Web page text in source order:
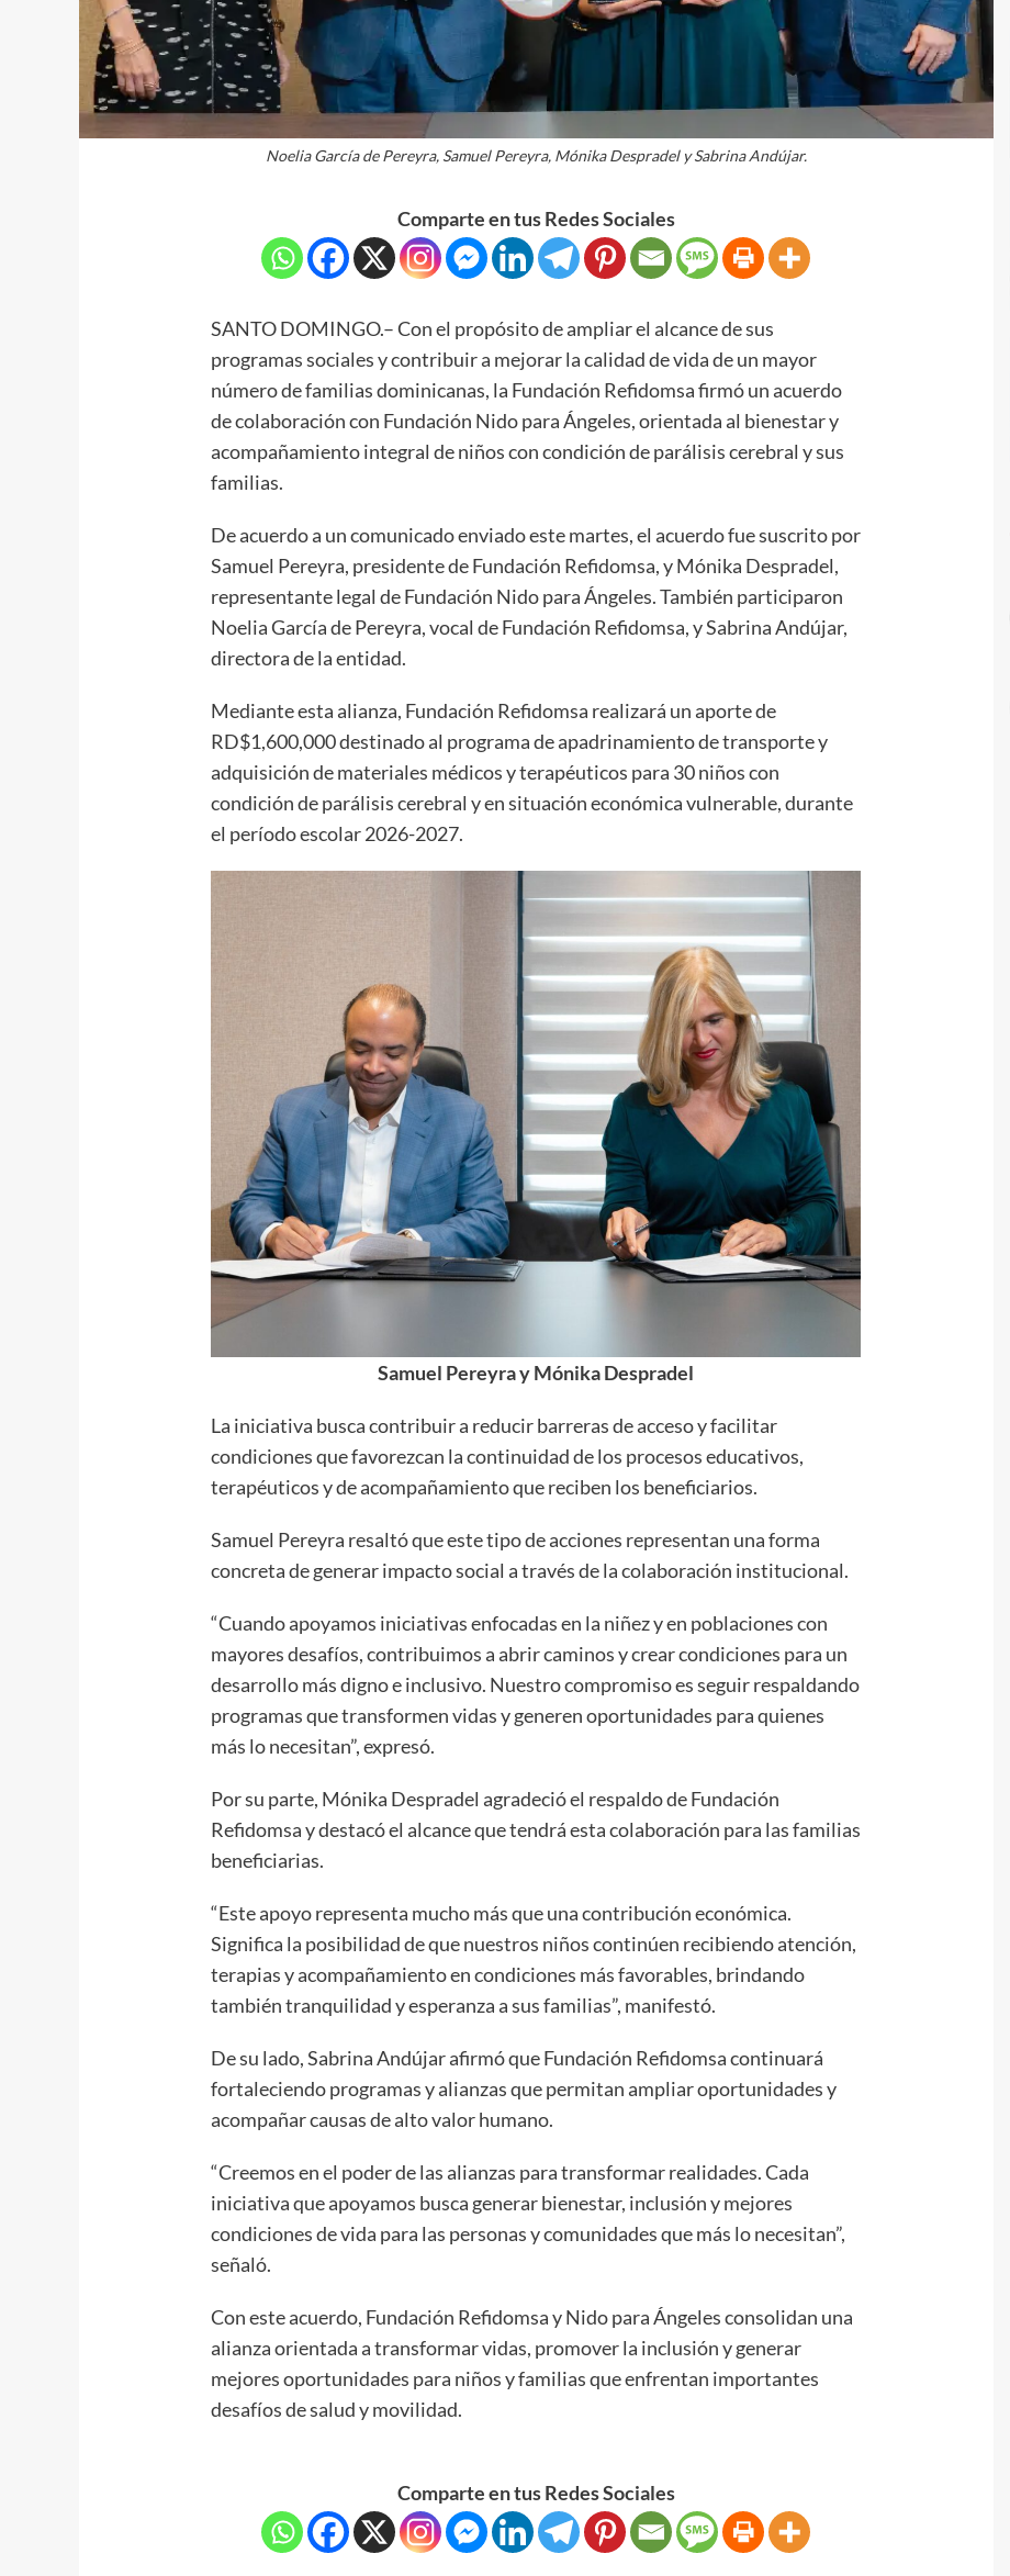
Noelia García de Pereyra, Samuel Pereyra, Mónika Despradel y Sabrina Andújar.
Comparte en tus Redes Sociales
SANTO DOMINGO.– Con el propósito de ampliar el alcance de sus
programas sociales y contribuir a mejorar la calidad de vida de un mayor
número de familias dominicanas, la Fundación Refidomsa firmó un acuerdo
de colaboración con Fundación Nido para Ángeles, orientada al bienestar y
acompañamiento integral de niños con condición de parálisis cerebral y sus
familias.
De acuerdo a un comunicado enviado este martes, el acuerdo fue suscrito por
Samuel Pereyra, presidente de Fundación Refidomsa, y Mónika Despradel,
representante legal de Fundación Nido para Ángeles. También participaron
Noelia García de Pereyra, vocal de Fundación Refidomsa, y Sabrina Andújar,
directora de la entidad.
Mediante esta alianza, Fundación Refidomsa realizará un aporte de
RD$1,600,000 destinado al programa de apadrinamiento de transporte y
adquisición de materiales médicos y terapéuticos para 30 niños con
condición de parálisis cerebral y en situación económica vulnerable, durante
el período escolar 2026-2027.
Samuel Pereyra y Mónika Despradel
La iniciativa busca contribuir a reducir barreras de acceso y facilitar
condiciones que favorezcan la continuidad de los procesos educativos,
terapéuticos y de acompañamiento que reciben los beneficiarios.
Samuel Pereyra resaltó que este tipo de acciones representan una forma
concreta de generar impacto social a través de la colaboración institucional.
“Cuando apoyamos iniciativas enfocadas en la niñez y en poblaciones con
mayores desafíos, contribuimos a abrir caminos y crear condiciones para un
desarrollo más digno e inclusivo. Nuestro compromiso es seguir respaldando
programas que transformen vidas y generen oportunidades para quienes
más lo necesitan”, expresó.
Por su parte, Mónika Despradel agradeció el respaldo de Fundación
Refidomsa y destacó el alcance que tendrá esta colaboración para las familias
beneficiarias.
“Este apoyo representa mucho más que una contribución económica.
Significa la posibilidad de que nuestros niños continúen recibiendo atención,
terapias y acompañamiento en condiciones más favorables, brindando
también tranquilidad y esperanza a sus familias”, manifestó.
De su lado, Sabrina Andújar afirmó que Fundación Refidomsa continuará
fortaleciendo programas y alianzas que permitan ampliar oportunidades y
acompañar causas de alto valor humano.
“Creemos en el poder de las alianzas para transformar realidades. Cada
iniciativa que apoyamos busca generar bienestar, inclusión y mejores
condiciones de vida para las personas y comunidades que más lo necesitan”,
señaló.
Con este acuerdo, Fundación Refidomsa y Nido para Ángeles consolidan una
alianza orientada a transformar vidas, promover la inclusión y generar
mejores oportunidades para niños y familias que enfrentan importantes
desafíos de salud y movilidad.
Comparte en tus Redes Sociales